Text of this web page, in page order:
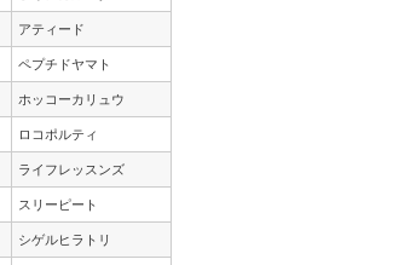
アティード
ペプチドヤマト
ホッコーカリュウ
ロコポルティ
ライフレッスンズ
スリーピート
シゲルヒラトリ